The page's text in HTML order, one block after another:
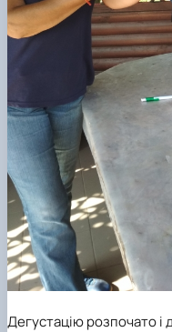
Дегустацію розпочато і